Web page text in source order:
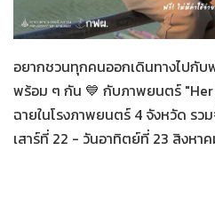
07-08-2569
Her in
อยากชวนทุกคนออกเดินทางไปกับ
พร้อม ๆ กัน 💙 กับภาพยนตร์ "Her
ฉายในโรงภาพยนตร์ 4 จังหวัด รว
เสาร์ที่ 22 - วันอาทิตย์ที่ 23 สิงหา